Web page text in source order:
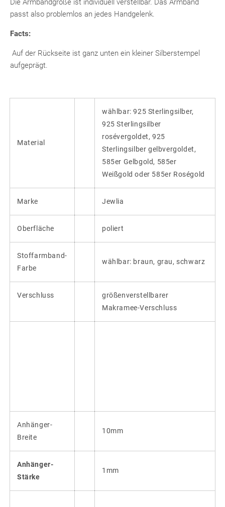
passt also problemlos an jedes Handgelenk.
Facts:
Auf der Rückseite ist ganz unten ein kleiner Silberstempel
aufgeprägt.
Material
wählbar: 925 Sterlingsilber,
925 Sterlingsilber
rosévergoldet, 925
Sterlingsilber gelbvergoldet,
585er Gelbgold, 585er
Weißgold oder 585er Roségold
Marke Jewlia
Oberfläche poliert
Stoffarmband-
Farbe
wählbar: braun, grau, schwarz
Verschluss
größenverstellbarer
Makramee-Verschluss
Anhänger-
Breite
10mm
Anhänger-
Stärke
1mm